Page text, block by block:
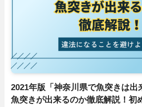
2021年版「神奈川県で魚突きは出
魚突きが出来るのか徹底解説！初